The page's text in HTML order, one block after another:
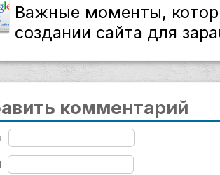
Важные моменты,
создании сайта для
комментарий